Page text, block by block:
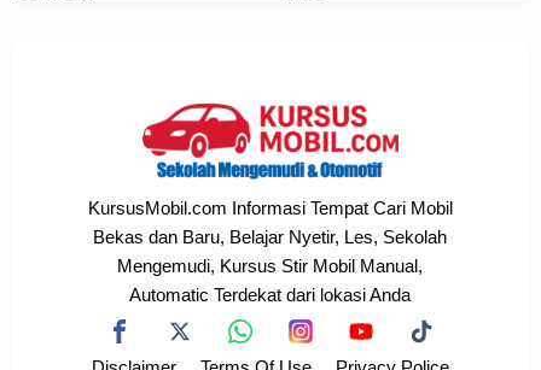
KursusMobil.com Informasi Tempat Cari Mobil
Bekas dan Baru, Belajar Nyetir, Les, Sekolah
Mengemudi, Kursus Stir Mobil Manual,
Automatic Terdekat dari lokasi Anda